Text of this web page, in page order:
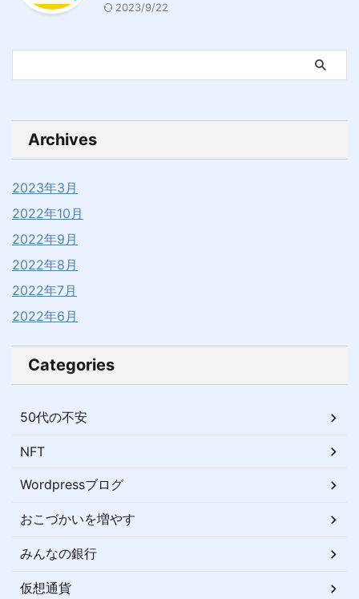
2023/9/22
Archives
2023年3月
2022年10月
2022年9月
2022年8月
2022年7月
2022年6月
Categories
50代の不安
NFT
Wordpressブログ
おこづかいを増やす
みんなの銀行
仮想通貨